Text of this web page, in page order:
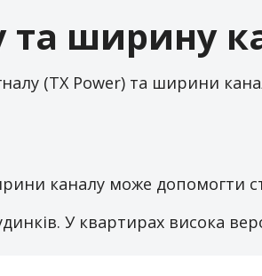
та ширину
(TX Power) та ширини
каналу може допомогти
У квартирах висока